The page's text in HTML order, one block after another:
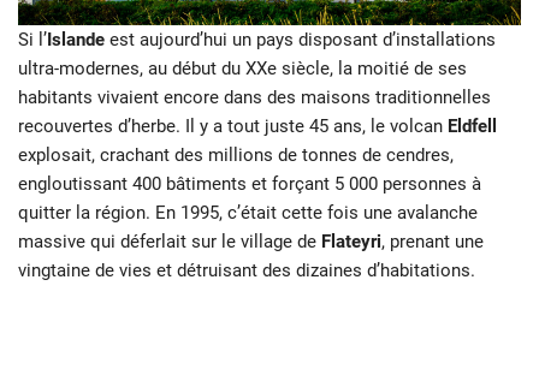
Si l’Islande est aujourd’hui un pays disposant d’installations
ultra-modernes, au début du XXe siècle, la moitié de ses
habitants vivaient encore dans des maisons traditionnelles
recouvertes d’herbe. Il y a tout juste 45 ans, le volcan Eldfell
explosait, crachant des millions de tonnes de cendres,
engloutissant 400 bâtiments et forçant 5 000 personnes à
quitter la région. En 1995, c’était cette fois une avalanche
massive qui déferlait sur le village de Flateyri, prenant une
vingtaine de vies et détruisant des dizaines d’habitations.